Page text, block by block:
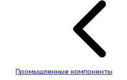
Промышленные компоненты